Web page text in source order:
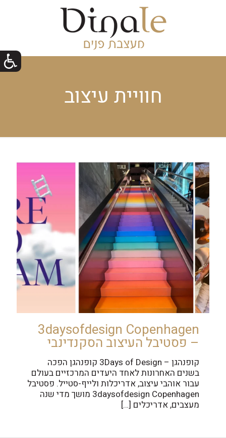
חוויית עיצוב
3daysofdesign Copenhagen
– פסטיבל העיצוב הסקנדינבי
קופנהגן – 3Days of Design קופנהגן הפכה
בשנים האחרונות לאחד היעדים המרכזיים בעולם
עבור אוהבי עיצוב, אדריכלות ולייף-סטייל. פסטיבל
3daysofdesign Copenhagen מושך מדי שנה
מעצבים, אדריכלים […]